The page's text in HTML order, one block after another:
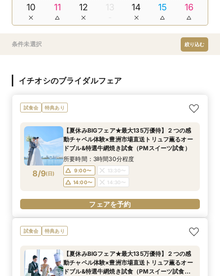
10 11 12 13 14 15 16
条件未選択 絞り込む
イチオシのブライダルフェア
試食会 特典あり
8/9(日)
【夏休みBIGフェア★最大135万優待】２つの感
動チャペル体験×豊洲市場直送トリュフ薫るオー
ドブル&特選牛網焼き試食（PMスイーツ試食）
所要時間：3時間30分程度
9:00〜
13:30〜
14:00〜
14:30〜
フェアを予約
試食会 特典あり
【夏休みBIGフェア★最大135万優待】２つの感
動チャペル体験×豊洲市場直送トリュフ薫るオー
ドブル&特選牛網焼き試食（PMスイーツ試食）×